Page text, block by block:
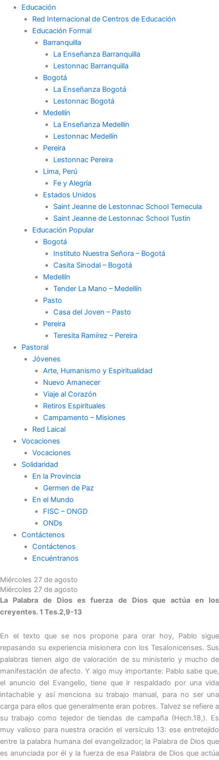
Educación
Red Internacional de Centros de Educación
Educación Formal
Barranquilla
La Enseñanza Barranquilla
Lestonnac Barranquilla
Bogotá
La Enseñanza Bogotá
Lestonnac Bogotá
Medellín
La Enseñanza Medellín
Lestonnac Medellín
Pereira
Lestonnac Pereira
Lima, Perú
Fe y Alegría
Estados Unidos
Saint Jeanne de Lestonnac School Temecula
Saint Jeanne de Lestonnac School Tustin
Educación Popular
Bogotá
Instituto Nuestra Señora – Bogotá
Casita Sinodal – Bogotá
Medellín
Tender La Mano – Medellín
Pasto
Casa del Joven – Pasto
Pereira
Teresita Ramírez – Pereira
Pastoral
Jóvenes
Arte, Humanismo y Espiritualidad
Nuevo Amanecer
Viaje al Corazón
Retiros Espirituales
Campamento – Misiones
Red Laical
Vocaciones
Vocaciones
Solidaridad
En la Provincia
Germen de Paz
En el Mundo
FISC – ONGD
ONDs
Contáctenos
Contáctenos
Encuéntranos
Miércoles 27 de agosto
Miércoles 27 de agosto
La Palabra de Dios es fuerza de Dios que actúa en los
creyentes. 1 Tes.2,9-13
En el texto que se nos propone para orar hoy, Pablo sigue
repasando su experiencia misionera con los Tesalonicenses. Sus
palabras tienen algo de valoración de su ministerio y mucho de
manifestación de afecto. Y algo muy importante: Pablo sabe que,
el anuncio del Evangelio, tiene que ir respaldado por una vida
intachable y así menciona su trabajo manual, para no ser una
carga para ellos que generalmente eran pobres. Talvez se refiere a
su trabajo como tejedor de tiendas de campaña (Hech.18,). Es
muy valioso para nuestra oración el versículo 13: ese entretejido
entre la palabra humana del evangelizador; la Palabra de Dios que
es anunciada por él y la fuerza de esa Palabra de Dios que actúa